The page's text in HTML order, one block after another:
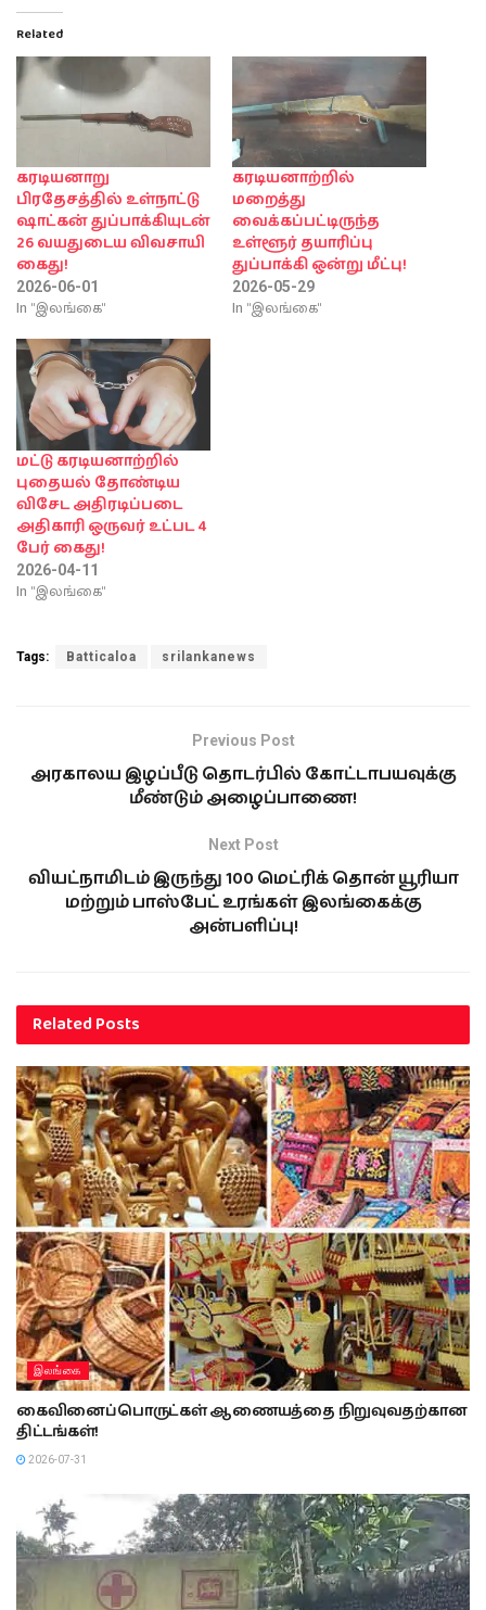
Related
கரடியனாறு
பிரதேசத்தில் உள்நாட்டு
ஷாட்கன் துப்பாக்கியுடன்
26 வயதுடைய விவசாயி
கைது!
2026-06-01
In "இலங்கை"
கரடியனாற்றில்
மறைத்து
வைக்கப்பட்டிருந்த
உள்ளூர் தயாரிப்பு
துப்பாக்கி ஒன்று மீட்பு!
2026-05-29
In "இலங்கை"
மட்டு கரடியனாற்றில்
புதையல் தோண்டிய
விசேட அதிரடிப்படை
அதிகாரி ஒருவர் உட்பட 4
பேர் கைது!
2026-04-11
In "இலங்கை"
Tags: Batticaloa srilankanews
Previous Post
அரகாலய இழப்பீடு தொடர்பில் கோட்டாபயவுக்கு
மீண்டும் அழைப்பாணை!
Next Post
வியட்நாமிடம் இருந்து 100 மெட்ரிக் தொன் யூரியா
மற்றும் பாஸ்பேட் உரங்கள் இலங்கைக்கு
அன்பளிப்பு!
RelatedPosts
இலங்கை
கைவினைப்பொருட்கள் ஆணையத்தை நிறுவுவதற்கான
திட்டங்கள்!
2026-07-31